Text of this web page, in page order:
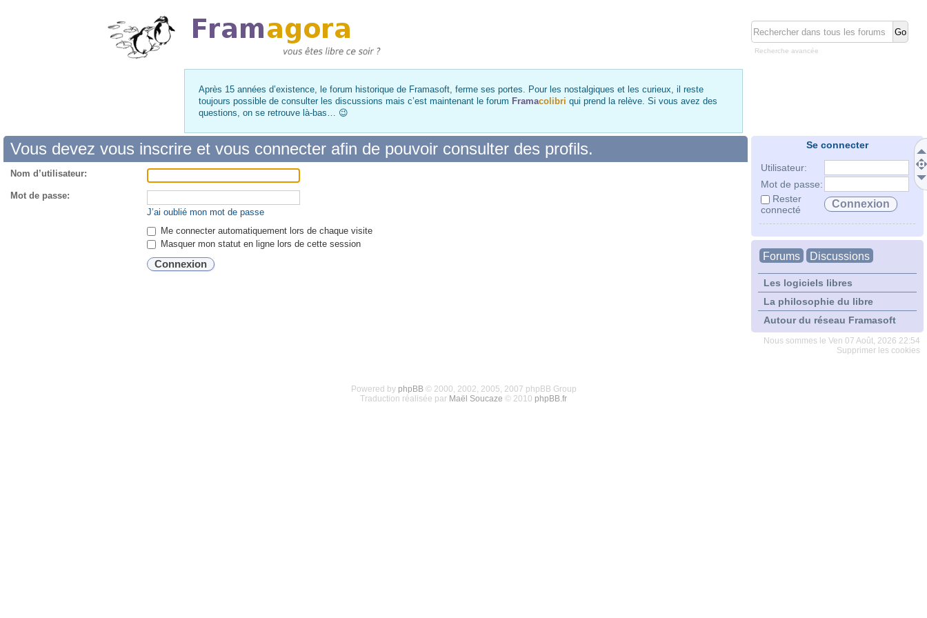
Recherche avancée
Après 15 années d’existence, le forum historique de Framasoft, ferme ses portes. Pour les nostalgiques et les curieux, il reste
toujours possible de consulter les discussions mais c’est maintenant le forum Framacolibri qui prend la relève. Si vous avez des
questions, on se retrouve là-bas… 😉
Se connecter
Utilisateur:
Mot de passe:
Rester
connecté
Forums Discussions
Les logiciels libres
La philosophie du libre
Autour du réseau Framasoft
Nous sommes le Ven 07 Août, 2026 22:54
Supprimer les cookies
Vous devez vous inscrire et vous connecter afin de pouvoir consulter des profils.
Nom d’utilisateur:
Mot de passe:
J’ai oublié mon mot de passe
Me connecter automatiquement lors de chaque visite
Masquer mon statut en ligne lors de cette session
Powered by phpBB© 2000, 2002, 2005, 2007 phpBB Group
Traduction réalisée par Maël Soucaze © 2010 phpBB.fr